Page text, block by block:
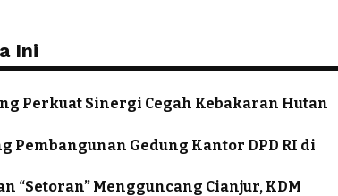
Ini
Perkuat Sinergi Cegah Kebakaran Hutan
Gedung Kantor DPD RI di
“Setoran” Mengguncang Cianjur, KDM